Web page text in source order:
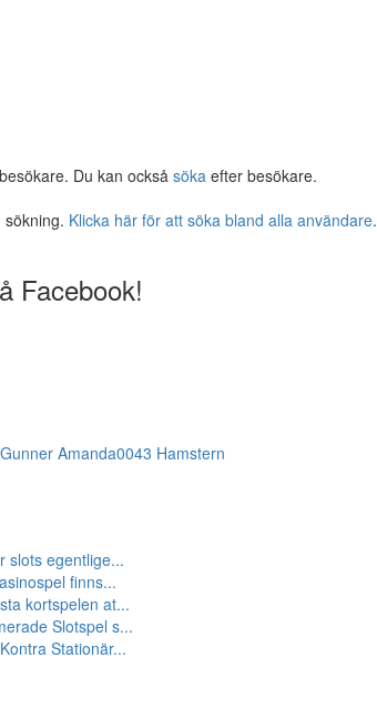
Du kan också söka efter besökare.
Klicka här för att söka bland alla användare.
Facebook!
Amanda0043 Hamstern
slots egentlige...
finns...
kortspelen at...
Slotspel s...
Stationär...